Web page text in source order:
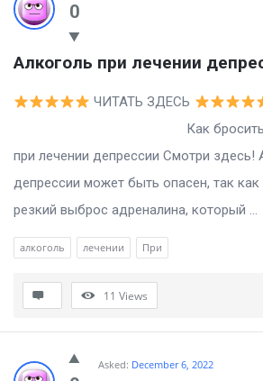
0
Алкоголь при лечении
ЧИТАТЬ ЗДЕСЬ
Как бросить пить?!
при лечении депрессии Смотри здесь!
депрессии может быть опасен, так
резкий выброс адреналина, который ...
алкоголь лечении При
11 Views
Asked: December 6, 2022